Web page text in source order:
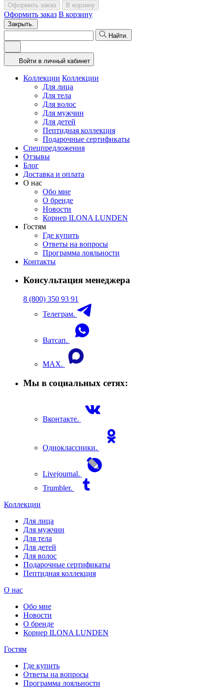
Оформить заказ В корзину
Оформить заказ В корзину
Закрыть.
Найти.
Войти в личный кабинет
Коллекции Коллекции
Для лица
Для тела
Для волос
Для мужчин
Для детей
Пептидная коллекция
Подарочные сертификаты
Спецпредложения
Отзывы
Блог
Доставка и оплата
О нас
Обо мне
О бренде
Новости
Корнер ILONA LUNDEN
Гостям
Где купить
Ответы на вопросы
Программа лояльности
Контакты
Консультация менеджера
8 (800) 350 93 91
Телеграм.
Ватсап.
MAX.
Мы в социальных сетях:
Вконтакте.
Одноклассники.
Livejournal.
Trumbler.
Коллекции
Для лица
Для мужчин
Для тела
Для детей
Для волос
Подарочные сертификаты
Пептидная коллекция
О нас
Обо мне
Новости
О бренде
Корнер ILONA LUNDEN
Гостям
Где купить
Ответы на вопросы
Программа лояльности